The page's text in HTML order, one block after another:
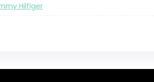
Hilfiger